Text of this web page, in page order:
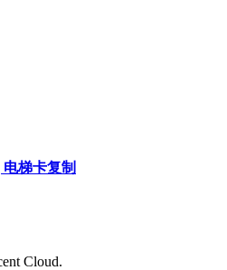
梯卡复制
Cloud.